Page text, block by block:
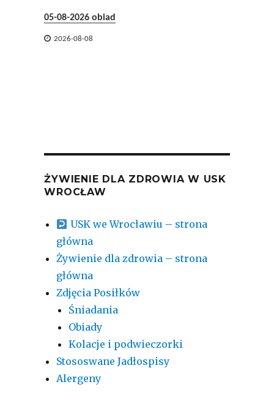
05-08-2026 obiad
 2026-08-08
ŻYWIENIE DLA ZDROWIA W USK
WROCŁAW
USK we Wrocławiu – strona
główna
Żywienie dla zdrowia – strona
główna
Zdjęcia Posiłków
Śniadania
Obiady
Kolacje i podwieczorki
Stososwane Jadłospisy
Alergeny